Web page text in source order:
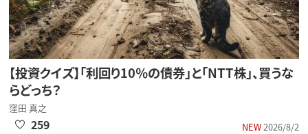
【投資クイズ】「利回り10％の債券」と「NTT株」、買うな
らどっち？
窪田 真之
NEW2026/8/2
259